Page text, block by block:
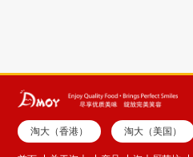
淘大（香港） 淘大（美国）